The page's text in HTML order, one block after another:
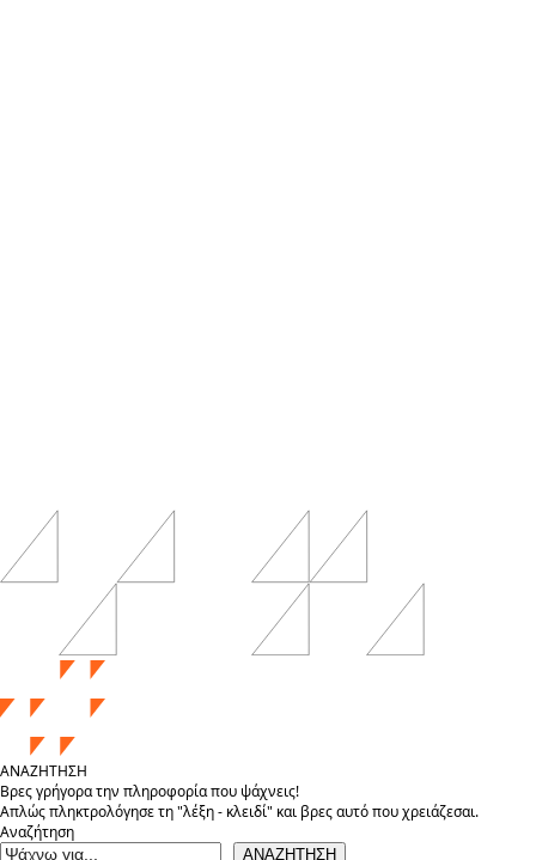
ΑΝΑΖΗΤΗΣΗ
Βρες γρήγορα την πληροφορία που ψάχνεις!
Απλώς πληκτρολόγησε τη "λέξη - κλειδί" και βρες αυτό που χρειάζεσαι.
Αναζήτηση
ΑΝΑΖΗΤΗΣΗ